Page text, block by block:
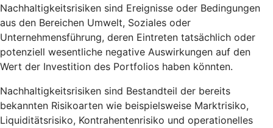
Nachhaltigkeitsrisiken sind Ereignisse oder Bedingungen
aus den Bereichen Umwelt, Soziales oder
Unternehmensführung, deren Eintreten tatsächlich oder
potenziell wesentliche negative Auswirkungen auf den
Wert der Investition des Portfolios haben könnten.
Nachhaltigkeitsrisiken sind Bestandteil der bereits
bekannten Risikoarten wie beispielsweise Marktrisiko,
Liquiditätsrisiko, Kontrahentenrisiko und operationelles